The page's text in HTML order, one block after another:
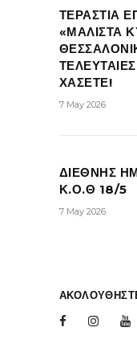
ΤΕΡΑΣΤΙΑ
«ΜΑΛΙΣΤΑ
ΧΑΣΕΤΕ!
7 May 2026
ΔΙΕΘΝΗΣ
Κ.Ο.Θ 18/5
7 May 2026